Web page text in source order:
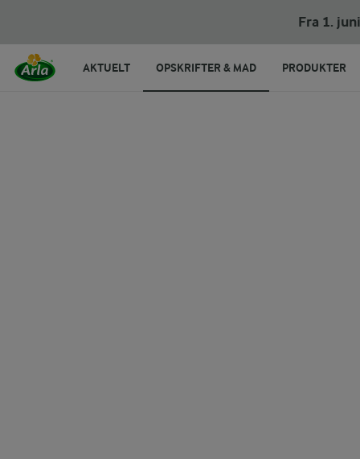
Fra 1.
AKTUELT OPSKRIFTER & MAD PRODUKTER